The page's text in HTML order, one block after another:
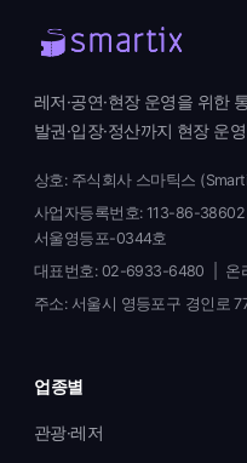
레저·공연·현장 운영을 위한
발권·입장·정산까지 현장 운
상호: 주식회사 스마틱스
사업자등록번호: 113-86-
서울영등포-0344호
대표번호: 02-6933-6480 | 온
주소: 서울시 영등포구 경인로
업종별
관광·레저